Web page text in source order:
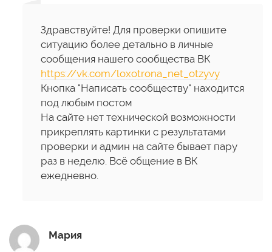
Здравствуйте! Для проверки опишите
ситуацию более детально в личные
сообщения нашего сообщества ВК
https://vk.com/loxotrona_net_otzyvy
Кнопка "Написать сообществу" находится
под любым постом
На сайте нет технической возможности
прикреплять картинки с результатами
проверки и админ на сайте бывает пару
раз в неделю. Всё общение в ВК
ежедневно.
Мария